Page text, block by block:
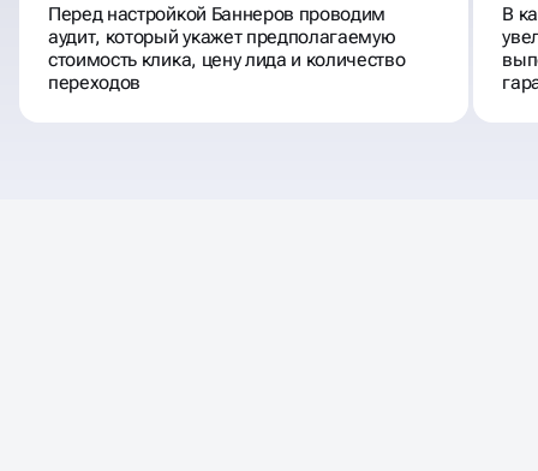
Перед настройкой Баннеров проводим
аудит, который укажет предполагаемую
стоимость клика, цену лида и количество
переходов
В